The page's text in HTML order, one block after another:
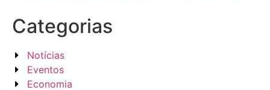
Categorias
Notícias
Eventos
Economia